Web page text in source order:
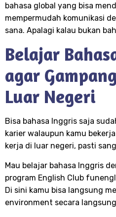
bahasa global yang bisa
mempermudah komunikasi
sana. Apalagi kalau bukan
Belajar
agar
Luar Negeri
Bisa bahasa Inggris saja
karier walaupun kamu
kerja di luar negeri, pasti
Mau belajar bahasa Inggris
program English Club
Di sini kamu bisa langsung
environment secara